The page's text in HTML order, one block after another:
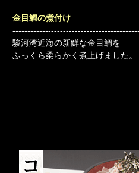
金目鯛の煮付け
駿河湾近海の新鮮な金目鯛を
ふっくら柔らかく煮上げました。